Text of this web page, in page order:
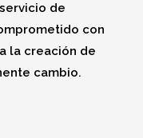
de
con
la creación de
cambio.